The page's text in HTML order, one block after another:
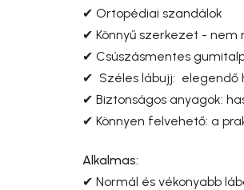
✔ Ortopédiai szandálok
✔ Könnyű szerkezet -
✔ Csúszásmentes
✔ Széles lábujj: elegendő
✔ Biztonságos anyagok:
✔ Könnyen felvehető: a
Alkalmas:
✔ Normál és vékonyabb